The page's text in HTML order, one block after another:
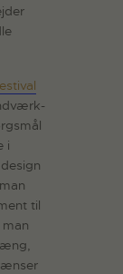
i
til